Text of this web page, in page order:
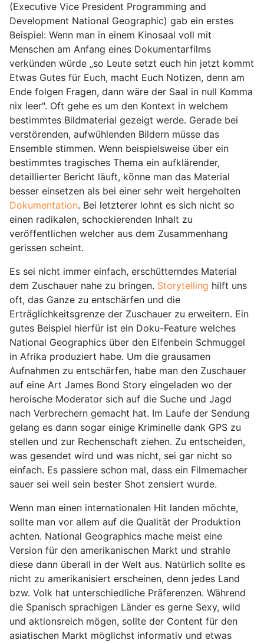
(Executive Vice President Programming and
Development National Geographic) gab ein erstes
Beispiel: Wenn man in einem Kinosaal voll mit
Menschen am Anfang eines Dokumentarfilms
verkünden würde „so Leute setzt euch hin jetzt kommt
Etwas Gutes für Euch, macht Euch Notizen, denn am
Ende folgen Fragen, dann wäre der Saal in null Komma
nix leer". Oft gehe es um den Kontext in welchem
bestimmtes Bildmaterial gezeigt werde. Gerade bei
verstörenden, aufwühlenden Bildern müsse das
Ensemble stimmen. Wenn beispielsweise über ein
bestimmtes tragisches Thema ein aufklärender,
detaillierter Bericht läuft, könne man das Material
besser einsetzen als bei einer sehr weit hergeholten
Dokumentation. Bei letzterer lohnt es sich nicht so
einen radikalen, schockierenden Inhalt zu
veröffentlichen welcher aus dem Zusammenhang
gerissen scheint.
Es sei nicht immer einfach, erschütterndes Material
dem Zuschauer nahe zu bringen. Storytelling hilft uns
oft, das Ganze zu entschärfen und die
Erträglichkeitsgrenze der Zuschauer zu erweitern. Ein
gutes Beispiel hierfür ist ein Doku-Feature welches
National Geographics über den Elfenbein Schmuggel
in Afrika produziert habe. Um die grausamen
Aufnahmen zu entschärfen, habe man den Zuschauer
auf eine Art James Bond Story eingeladen wo der
heroische Moderator sich auf die Suche und Jagd
nach Verbrechern gemacht hat. Im Laufe der Sendung
gelang es dann sogar einige Kriminelle dank GPS zu
stellen und zur Rechenschaft ziehen. Zu entscheiden,
was gesendet wird und was nicht, sei gar nicht so
einfach. Es passiere schon mal, dass ein Filmemacher
sauer sei weil sein bester Shot zensiert wurde.
Wenn man einen internationalen Hit landen möchte,
sollte man vor allem auf die Qualität der Produktion
achten. National Geographics mache meist eine
Version für den amerikanischen Markt und strahle
diese dann überall in der Welt aus. Natürlich sollte es
nicht zu amerikanisiert erscheinen, denn jedes Land
bzw. Volk hat unterschiedliche Präferenzen. Während
die Spanisch sprachigen Länder es gerne Sexy, wild
und aktionsreich mögen, sollte der Content für den
asiatischen Markt möglichst informativ und etwas